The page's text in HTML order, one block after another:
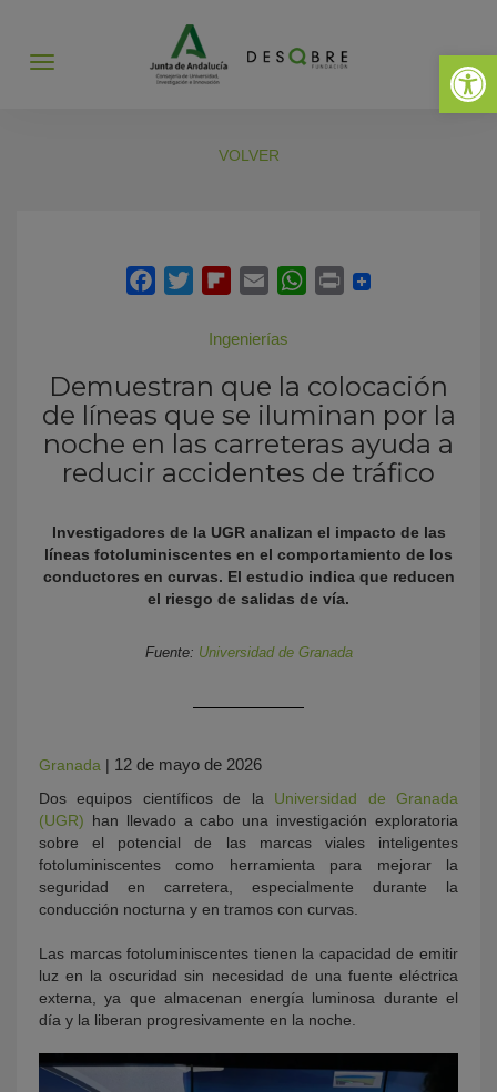
Abrir
Abrir
VOLVER
Ingenierías
Demuestran que la colocación
de líneas que se iluminan por la
noche en las carreteras ayuda a
reducir accidentes de tráfico
Investigadores de la UGR analizan el impacto de las
líneas fotoluminiscentes en el comportamiento de los
conductores en curvas. El estudio indica que reducen
el riesgo de salidas de vía.
Fuente: Universidad de Granada
Granada | 12 de mayo de 2026
Dos equipos científicos de la Universidad de Granada
(UGR) han llevado a cabo una investigación exploratoria
sobre el potencial de las marcas viales inteligentes
fotoluminiscentes como herramienta para mejorar la
seguridad en carretera, especialmente durante la
conducción nocturna y en tramos con curvas.
Las marcas fotoluminiscentes tienen la capacidad de emitir
luz en la oscuridad sin necesidad de una fuente eléctrica
externa, ya que almacenan energía luminosa durante el
día y la liberan progresivamente en la noche.